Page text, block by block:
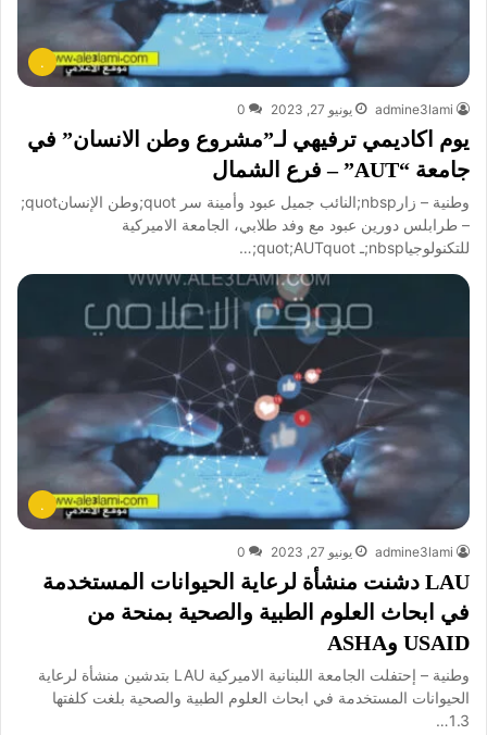
.
admine3lami يونيو 27, 2023 0
يوم اكاديمي ترفيهي لـ”مشروع وطن الانسان” في
جامعة “AUT” – فرع الشمال
وطنية – زارnbsp;النائب جميل عبود وأمينة سر quot;وطن الإنسانquot;
– طرابلس دورين عبود مع وفد طلابي، الجامعة الاميركية
للتكنولوجياnbsp;ـ quot;AUTquot;…
.
admine3lami يونيو 27, 2023 0
LAU دشنت منشأة لرعاية الحيوانات المستخدمة
في ابحاث العلوم الطبية والصحية بمنحة من
USAID وASHA
وطنية – إحتفلت الجامعة اللبنانية الاميركية LAU بتدشين منشأة لرعاية
الحيوانات المستخدمة في ابحاث العلوم الطبية والصحية بلغت كلفتها
1.3…